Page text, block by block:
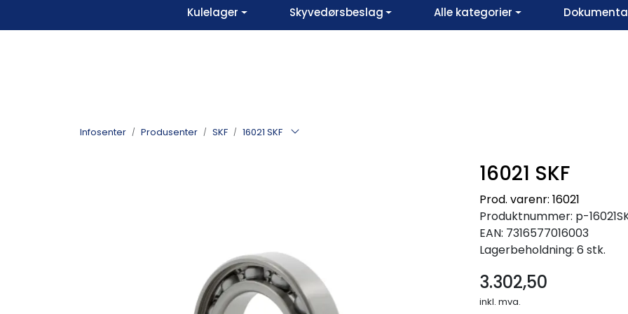
Kulelager Skyvedørsbeslag Alle kategorier
Infosenter Produsenter SKF 16021 SKF
16021 SKF
Prod. varenr: 16021
Produktnummer: p-
EAN: 7316577016003
Lagerbeholdning: 6 stk.
3.302,50
inkl. mva.